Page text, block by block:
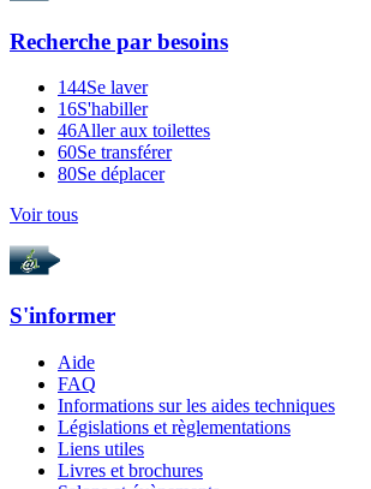
Recherche par besoins
144Se laver
16S'habiller
46Aller aux toilettes
60Se transférer
80Se déplacer
Voir tous
S'informer
Aide
FAQ
Informations sur les aides techniques
Législations et règlementations
Liens utiles
Livres et brochures